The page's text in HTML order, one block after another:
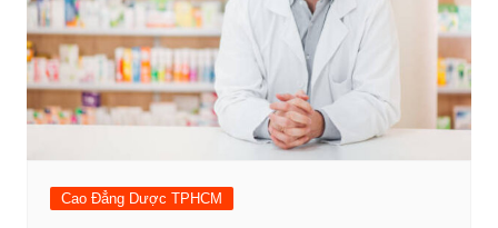
Cao Đẳng Dược TPHCM